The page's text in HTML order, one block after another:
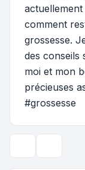
actuellement
comment
grossesse.
des
moi et mon
précieuses
#grossesse